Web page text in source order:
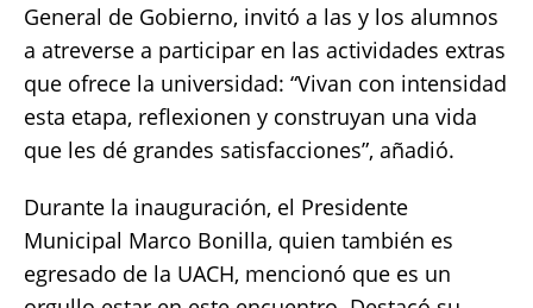
General de Gobierno, invitó a las y los alumnos
a atreverse a participar en las actividades extras
que ofrece la universidad: “Vivan con intensidad
esta etapa, reflexionen y construyan una vida
que les dé grandes satisfacciones”, añadió.
Durante la inauguración, el Presidente
Municipal Marco Bonilla, quien también es
egresado de la UACH, mencionó que es un